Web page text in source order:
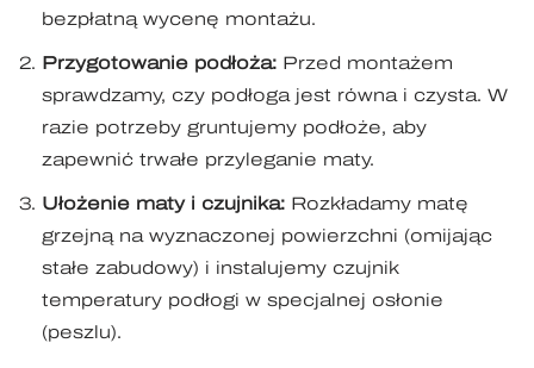
bezpłatną wycenę montażu.
Przygotowanie podłoża: Przed montażem
sprawdzamy, czy podłoga jest równa i czysta. W
razie potrzeby gruntujemy podłoże, aby
zapewnić trwałe przyleganie maty.
Ułożenie maty i czujnika: Rozkładamy matę
grzejną na wyznaczonej powierzchni (omijając
stałe zabudowy) i instalujemy czujnik
temperatury podłogi w specjalnej osłonie
(peszlu).